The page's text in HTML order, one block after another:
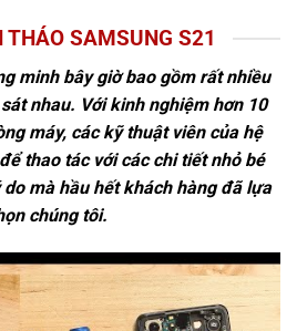
THÁO SAMSUNG S21
minh bây giờ bao gồm rất nhiều
nhau. Với kinh nghiệm hơn 10
máy, các kỹ thuật viên của hệ
thao tác với các chi tiết nhỏ bé
mà hầu hết khách hàng đã lựa
chúng tôi.